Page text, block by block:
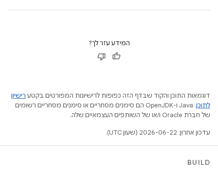
המידע עזר לך?
דוגמאות התוכן והקוד שבדף הזה כפופות לרישיונות המפורטים בקטע רישיון
לתוכן
.‏ Java ו-OpenJDK הם סימנים מסחריים או סימנים מסחריים רשומים
של חברת Oracle ו/או של השותפים העצמאיים שלה.
עדכון אחרון: 2026-06-22 (שעון UTC).
BUILD